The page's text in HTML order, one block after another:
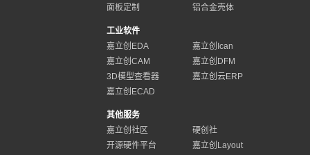
面板定制
铝合金壳体
工业软件
嘉立创EDA
嘉立创Ican
嘉立创CAM
嘉立创DFM
3D模型查看器
嘉立创云ERP
嘉立创ECAD
其他服务
嘉立创社区
硬创社
开源硬件平台
嘉立创Layout